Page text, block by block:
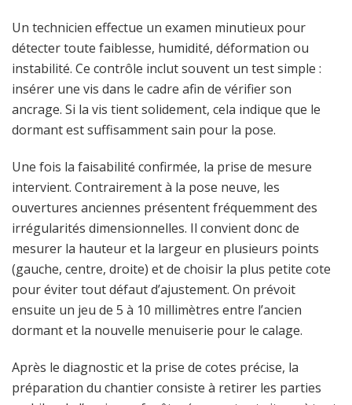
Un technicien effectue un examen minutieux pour
détecter toute faiblesse, humidité, déformation ou
instabilité. Ce contrôle inclut souvent un test simple :
insérer une vis dans le cadre afin de vérifier son
ancrage. Si la vis tient solidement, cela indique que le
dormant est suffisamment sain pour la pose.
Une fois la faisabilité confirmée, la prise de mesure
intervient. Contrairement à la pose neuve, les
ouvertures anciennes présentent fréquemment des
irrégularités dimensionnelles. Il convient donc de
mesurer la hauteur et la largeur en plusieurs points
(gauche, centre, droite) et de choisir la plus petite cote
pour éviter tout défaut d’ajustement. On prévoit
ensuite un jeu de 5 à 10 millimètres entre l’ancien
dormant et la nouvelle menuiserie pour le calage.
Après le diagnostic et la prise de cotes précise, la
préparation du chantier consiste à retirer les parties